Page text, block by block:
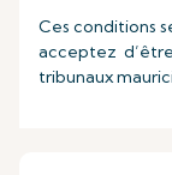
Ces conditions
acceptez
tribunaux